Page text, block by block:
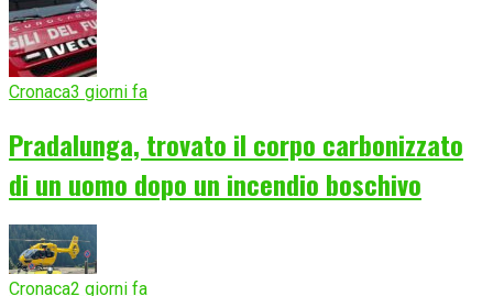
Cronaca3 giorni fa
Pradalunga, trovato il corpo carbonizzato
di un uomo dopo un incendio boschivo
Cronaca2 giorni fa